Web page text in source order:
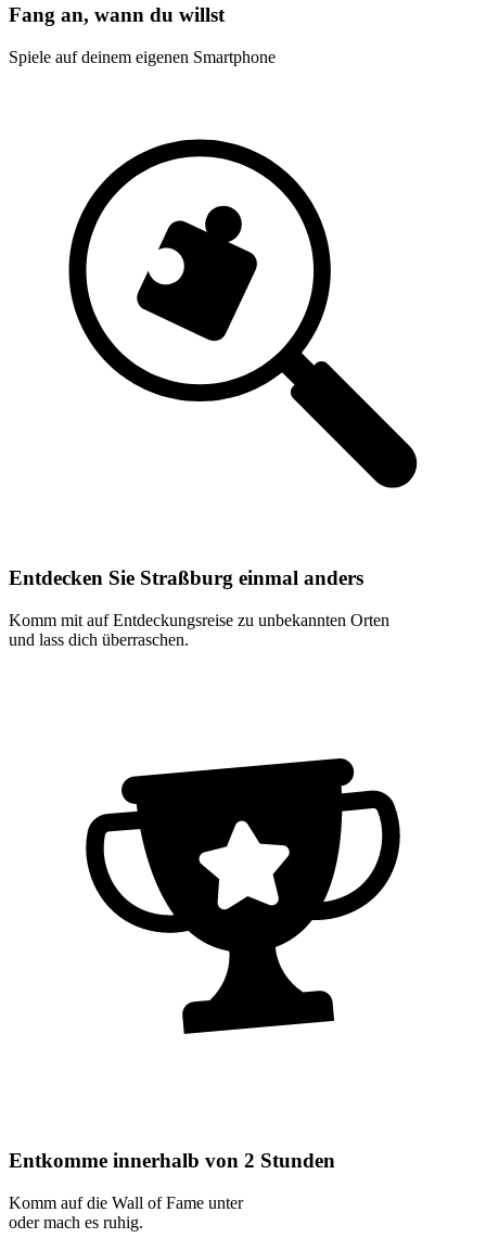
Fang an, wann du willst
Spiele auf deinem eigenen Smartphone
Entdecken Sie Straßburg einmal anders
Komm mit auf Entdeckungsreise zu unbekannten Orten
und lass dich überraschen.
Entkomme innerhalb von 2 Stunden
Komm auf die Wall of Fame unter
oder mach es ruhig.